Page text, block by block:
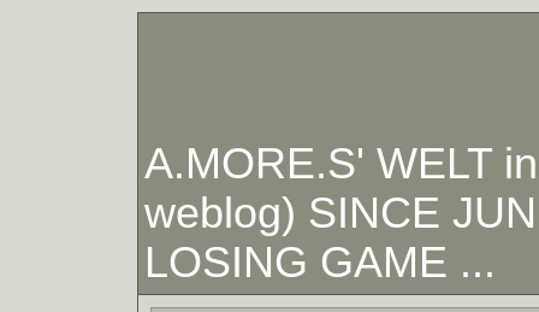
A.MORE.S' WELT
weblog) SINCE
LOSING GAME ...